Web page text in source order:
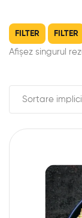
FILTER FILTER
Afișez singurul